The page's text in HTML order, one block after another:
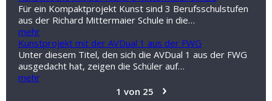
Für ein Kompaktprojekt Kunst sind 3 Berufsschulstufen
aus der Richard Mittermaier Schule in die…
mehr
Kunstprojekt mit der AVDual 1 aus der FWG
Unter diesem Titel, den sich die AVDual 1 aus der FWG
ausgedacht hat, zeigen die Schüler auf…
mehr
1 von 25
›